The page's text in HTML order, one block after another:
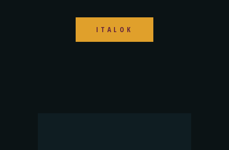
ITALOK